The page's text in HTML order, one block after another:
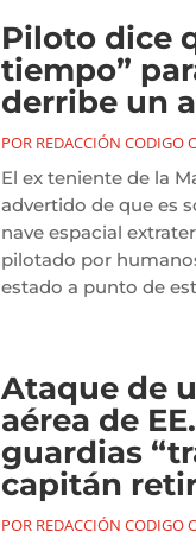
Piloto dice
tiempo”
derribe un
POR REDACCIÓN CODIGO
El ex teniente de la
advertido de que es
nave espacial
pilotado por
estado a punto de
Ataque de
aérea de
guardias
capitán
POR REDACCIÓN CODIGO